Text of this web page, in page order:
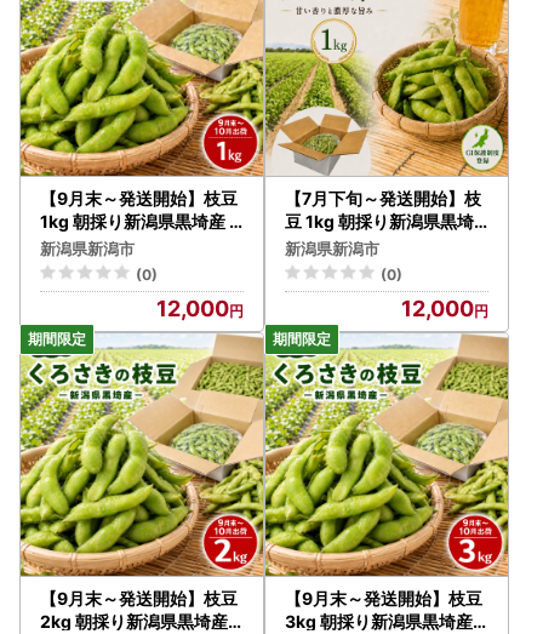
【9月末～発送開始】枝豆
1kg 朝採り新潟県黒埼産
枝豆
新潟県新潟市
(0)
12,000
【7月下旬～発送開始】枝
豆 1kg 朝採り新潟県黒埼
産 枝豆
新潟県新潟市
(0)
12,000
【9月末～発送開始】枝豆
2kg 朝採り新潟県黒埼産
【9月末～発送開始】枝豆
3kg 朝採り新潟県黒埼産